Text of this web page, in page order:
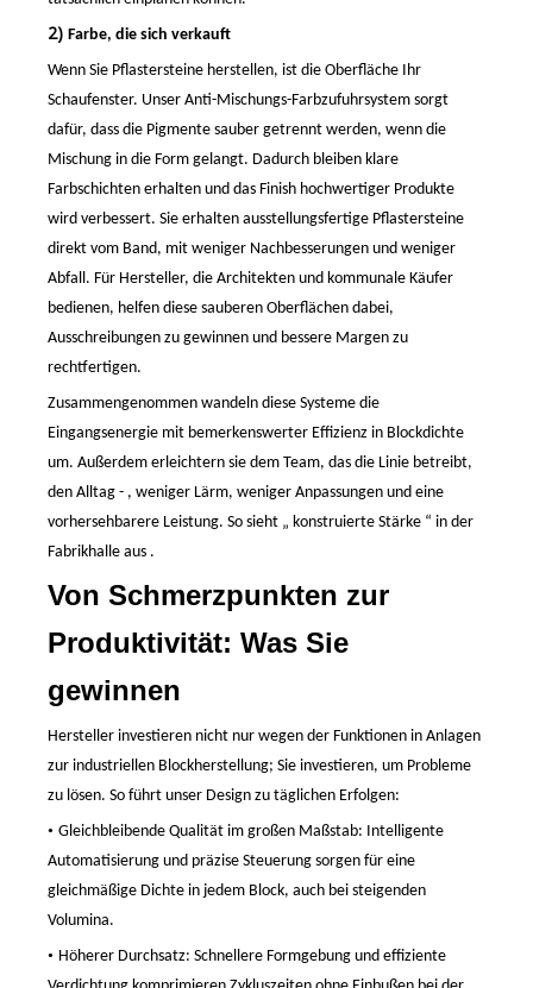
2) Farbe, die sich verkauft
Wenn Sie Pflastersteine ​​herstellen, ist die Oberfläche Ihr
Schaufenster. Unser Anti-Mischungs-Farbzufuhrsystem sorgt
dafür, dass die Pigmente sauber getrennt werden, wenn die
Mischung in die Form gelangt. Dadurch bleiben klare
Farbschichten erhalten und das Finish hochwertiger Produkte
wird verbessert. Sie erhalten ausstellungsfertige Pflastersteine ​​
direkt vom Band, mit weniger Nachbesserungen und weniger
Abfall. Für Hersteller, die Architekten und kommunale Käufer
bedienen, helfen diese sauberen Oberflächen dabei,
Ausschreibungen zu gewinnen und bessere Margen zu
rechtfertigen.
Zusammengenommen wandeln diese Systeme die
Eingangsenergie mit bemerkenswerter Effizienz in Blockdichte
um. Außerdem erleichtern sie dem Team, das die Linie betreibt,
den Alltag - , weniger Lärm, weniger Anpassungen und eine
vorhersehbarere Leistung. So sieht „ konstruierte Stärke “ in der
Fabrikhalle aus .
Von Schmerzpunkten zur
Produktivität: Was Sie
gewinnen
Hersteller investieren nicht nur wegen der Funktionen in Anlagen
zur industriellen Blockherstellung; Sie investieren, um Probleme
zu lösen. So führt unser Design zu täglichen Erfolgen:
• Gleichbleibende Qualität im großen Maßstab: Intelligente
Automatisierung und präzise Steuerung sorgen für eine
gleichmäßige Dichte in jedem Block, auch bei steigenden
Volumina.
• Höherer Durchsatz: Schnellere Formgebung und effiziente